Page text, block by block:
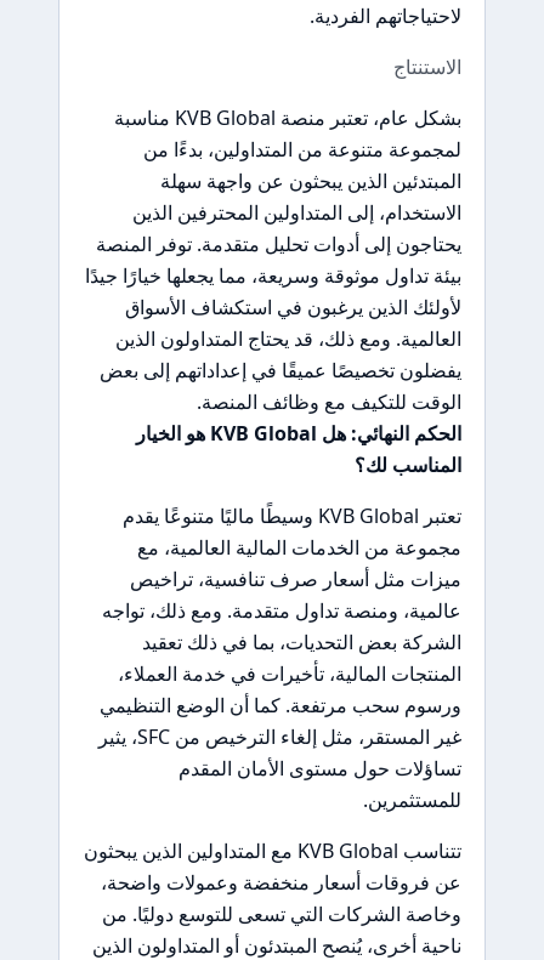
لاحتياجاتهم الفردية.
الاستنتاج
بشكل عام، تعتبر منصة KVB Global مناسبة
لمجموعة متنوعة من المتداولين، بدءًا من
المبتدئين الذين يبحثون عن واجهة سهلة
الاستخدام، إلى المتداولين المحترفين الذين
يحتاجون إلى أدوات تحليل متقدمة. توفر المنصة
بيئة تداول موثوقة وسريعة، مما يجعلها خيارًا جيدًا
لأولئك الذين يرغبون في استكشاف الأسواق
العالمية. ومع ذلك، قد يحتاج المتداولون الذين
يفضلون تخصيصًا عميقًا في إعداداتهم إلى بعض
الوقت للتكيف مع وظائف المنصة.
الحكم النهائي: هل KVB Global هو الخيار
المناسب لك؟
تعتبر KVB Global وسيطًا ماليًا متنوعًا يقدم
مجموعة من الخدمات المالية العالمية، مع
ميزات مثل أسعار صرف تنافسية، تراخيص
عالمية، ومنصة تداول متقدمة. ومع ذلك، تواجه
الشركة بعض التحديات، بما في ذلك تعقيد
المنتجات المالية، تأخيرات في خدمة العملاء،
ورسوم سحب مرتفعة. كما أن الوضع التنظيمي
غير المستقر، مثل إلغاء الترخيص من SFC، يثير
تساؤلات حول مستوى الأمان المقدم
للمستثمرين.
تتناسب KVB Global مع المتداولين الذين يبحثون
عن فروقات أسعار منخفضة وعمولات واضحة،
وخاصة الشركات التي تسعى للتوسع دوليًا. من
ناحية أخرى، يُنصح المبتدئون أو المتداولون الذين